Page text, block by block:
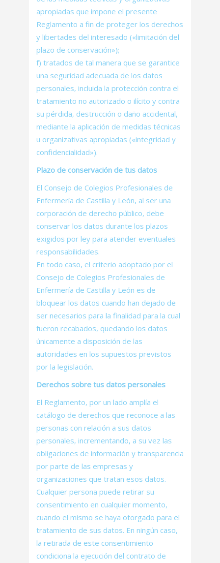
apropiadas que impone el presente
Reglamento a fin de proteger los derechos
y libertades del interesado («limitación del
plazo de conservación»);
f) tratados de tal manera que se garantice
una seguridad adecuada de los datos
personales, incluida la protección contra el
tratamiento no autorizado o ilícito y contra
su pérdida, destrucción o daño accidental,
mediante la aplicación de medidas técnicas
u organizativas apropiadas («integridad y
confidencialidad»).
Plazo de conservación de tus datos
El Consejo de Colegios Profesionales de
Enfermería de Castilla y León, al ser una
corporación de derecho público, debe
conservar los datos durante los plazos
exigidos por ley para atender eventuales
responsabilidades.
En todo caso, el criterio adoptado por el
Consejo de Colegios Profesionales de
Enfermería de Castilla y León es de
bloquear los datos cuando han dejado de
ser necesarios para la finalidad para la cual
fueron recabados, quedando los datos
únicamente a disposición de las
autoridades en los supuestos previstos
por la legislación.
Derechos sobre tus datos personales
El Reglamento, por un lado amplía el
catálogo de derechos que reconoce a las
personas con relación a sus datos
personales, incrementando, a su vez las
obligaciones de información y transparencia
por parte de las empresas y
organizaciones que tratan esos datos.
Cualquier persona puede retirar su
consentimiento en cualquier momento,
cuando el mismo se haya otorgado para el
tratamiento de sus datos. En ningún caso,
la retirada de este consentimiento
condiciona la ejecución del contrato de